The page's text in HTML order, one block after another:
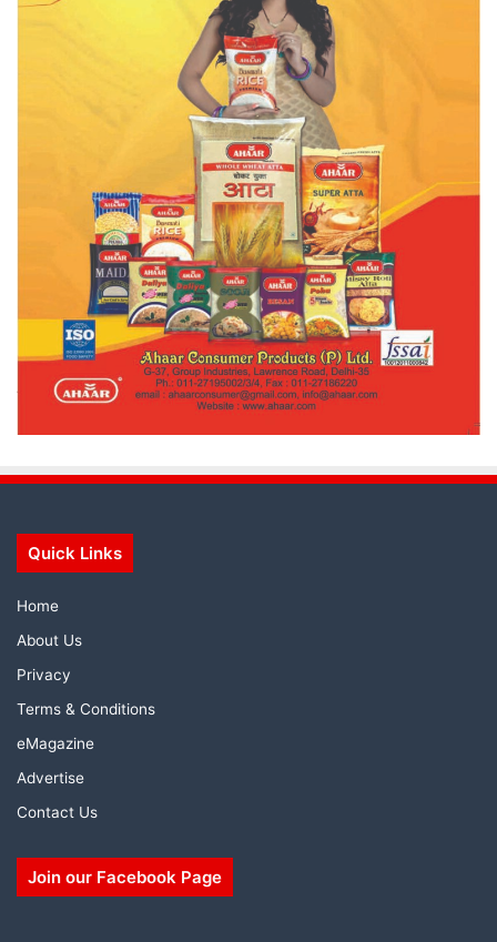
Quick Links
Home
About Us
Privacy
Terms & Conditions
eMagazine
Advertise
Contact Us
Join our Facebook Page